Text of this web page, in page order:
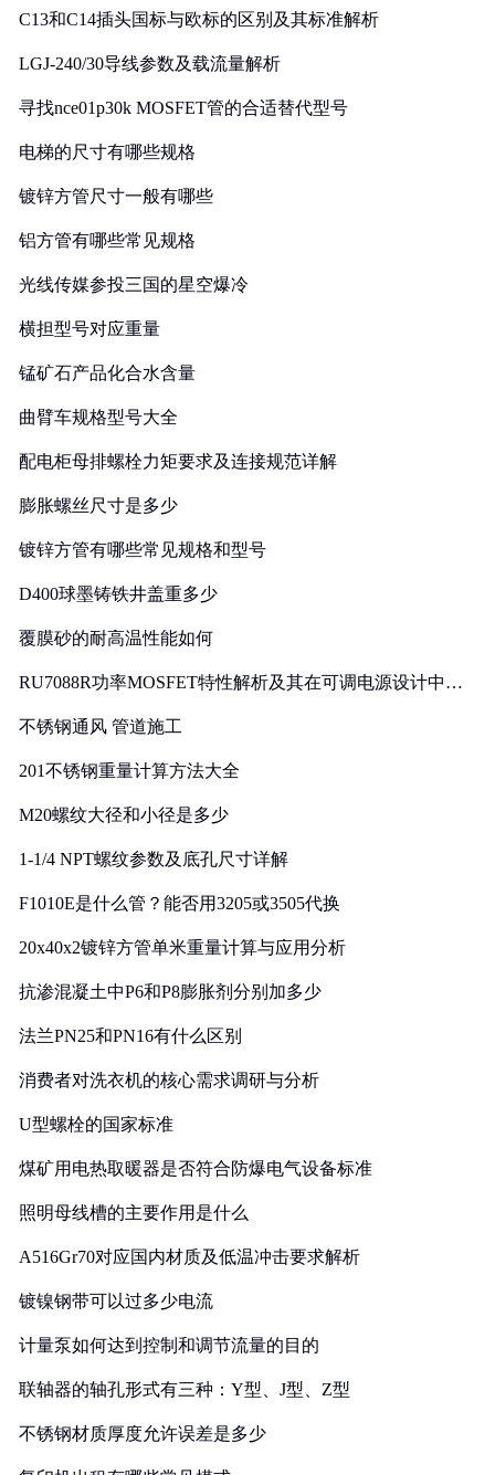
C13和C14插头国标与欧标的区别及其标准解析
LGJ-240/30导线参数及载流量解析
寻找nce01p30k MOSFET管的合适替代型号
电梯的尺寸有哪些规格
镀锌方管尺寸一般有哪些
铝方管有哪些常见规格
光线传媒参投三国的星空爆冷
横担型号对应重量
锰矿石产品化合水含量
曲臂车规格型号大全
配电柜母排螺栓力矩要求及连接规范详解
膨胀螺丝尺寸是多少
镀锌方管有哪些常见规格和型号
D400球墨铸铁井盖重多少
覆膜砂的耐高温性能如何
RU7088R功率MOSFET特性解析及其在可调电源设计中的
不锈钢通风 管道施工
201不锈钢重量计算方法大全
M20螺纹大径和小径是多少
1-1/4 NPT螺纹参数及底孔尺寸详解
F1010E是什么管？能否用3205或3505代换
20x40x2镀锌方管单米重量计算与应用分析
抗渗混凝土中P6和P8膨胀剂分别加多少
法兰PN25和PN16有什么区别
消费者对洗衣机的核心需求调研与分析
U型螺栓的国家标准
煤矿用电热取暖器是否符合防爆电气设备标准
照明母线槽的主要作用是什么
A516Gr70对应国内材质及低温冲击要求解析
镀镍钢带可以过多少电流
计量泵如何达到控制和调节流量的目的
联轴器的轴孔形式有三种：Y型、J型、Z型
不锈钢材质厚度允许误差是多少